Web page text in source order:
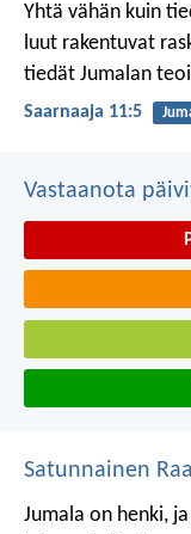
Yhtä vähän kuin
luut rakentuvat
tiedät Jumalan
Saarnaaja 11:5
Vastaanota
Satunnainen
Jumala on henki,